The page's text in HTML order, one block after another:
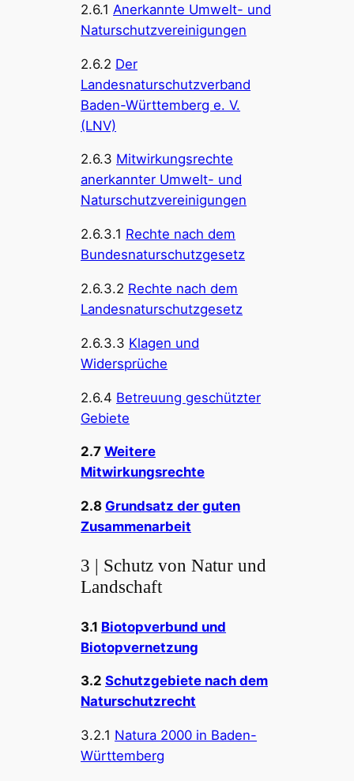
2.6.1 Anerkannte Umwelt- und
Naturschutzvereinigungen
2.6.2 Der
Landesnaturschutzverband
Baden-Württemberg e. V.
(LNV)
2.6.3 Mitwirkungsrechte
anerkannter Umwelt- und
Naturschutzvereinigungen
2.6.3.1 Rechte nach dem
Bundesnaturschutzgesetz
2.6.3.2 Rechte nach dem
Landesnaturschutzgesetz
2.6.3.3 Klagen und
Widersprüche
2.6.4 Betreuung geschützter
Gebiete
2.7Weitere
Mitwirkungsrechte
2.8 Grundsatz der guten
Zusammenarbeit
3 | Schutz von Natur und
Landschaft
3.1 Biotopverbund und
Biotopvernetzung
3.2Schutzgebiete nach dem
Naturschutzrecht
3.2.1 Natura 2000 in Baden-
Württemberg